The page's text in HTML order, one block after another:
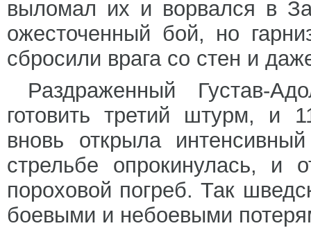
выломал их и ворвался в
ожесточенный бой, но
сбросили врага со стен и
Раздраженный Густав-
готовить третий штурм, и
вновь открыла
стрельбе опрокинулась, и
пороховой погреб. Так
боевыми и небоевыми